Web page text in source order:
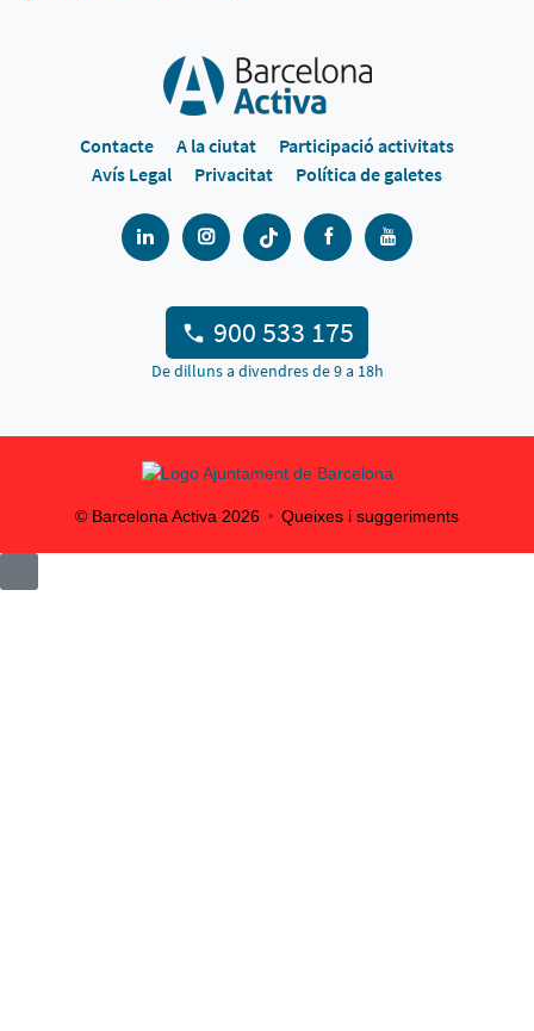
Contacte A la ciutat
Participació activitats
Avís Legal
Privacitat Política de galetes
900 533 175
De dilluns a divendres de 9 a 18h
© Barcelona Activa 2026 Queixes i suggeriments